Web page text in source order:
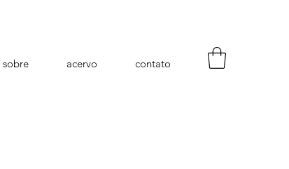
sobre acervo contato